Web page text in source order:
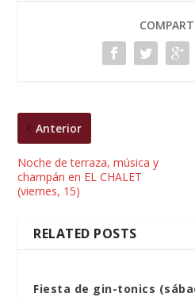
Anterior
Noche de terraza, música y
champán en EL CHALET
(viernes, 15)
RELATED POSTS
Fiesta de gin-tonics